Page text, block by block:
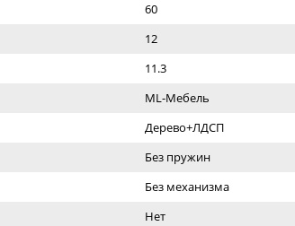
60
12
11.3
ML-Мебель
Дерево+ЛДСП
Без пружин
Без механизма
Нет